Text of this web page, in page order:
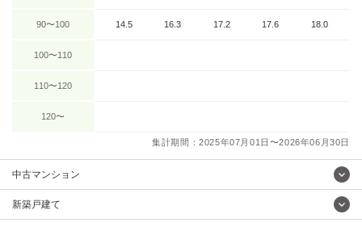
90〜100 14.5 16.3 17.2 17.6 18.0
100〜110
110〜120
120〜
集計期間：2025年07月01日〜2026年06月30日
中古マンション
新築戸建て